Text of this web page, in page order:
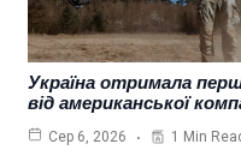
Україна отримала
від американської
Сер 6, 2026 1 Min